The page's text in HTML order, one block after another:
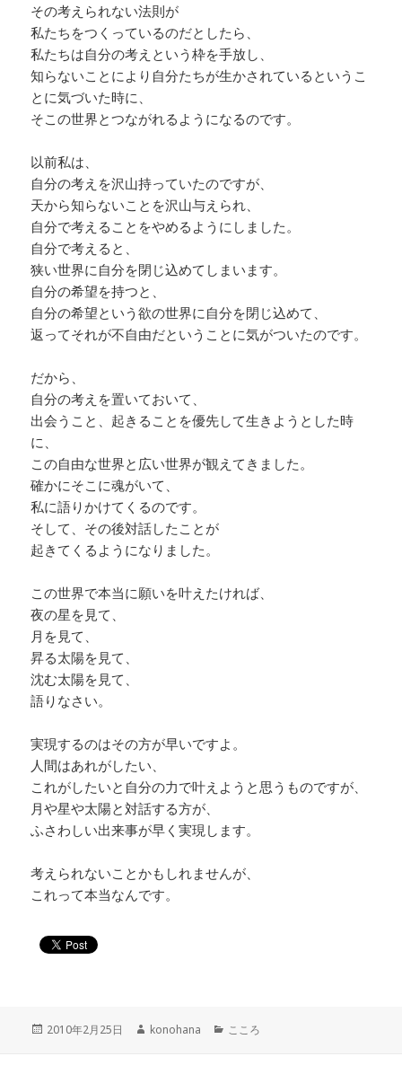
その考えられない法則が
私たちをつくっているのだとしたら、
私たちは自分の考えという枠を手放し、
知らないことにより自分たちが生かされているというこ
とに気づいた時に、
そこの世界とつながれるようになるのです。
以前私は、
自分の考えを沢山持っていたのですが、
天から知らないことを沢山与えられ、
自分で考えることをやめるようにしました。
自分で考えると、
狭い世界に自分を閉じ込めてしまいます。
自分の希望を持つと、
自分の希望という欲の世界に自分を閉じ込めて、
返ってそれが不自由だということに気がついたのです。
だから、
自分の考えを置いておいて、
出会うこと、起きることを優先して生きようとした時
に、
この自由な世界と広い世界が観えてきました。
確かにそこに魂がいて、
私に語りかけてくるのです。
そして、その後対話したことが
起きてくるようになりました。
この世界で本当に願いを叶えたければ、
夜の星を見て、
月を見て、
昇る太陽を見て、
沈む太陽を見て、
語りなさい。
実現するのはその方が早いですよ。
人間はあれがしたい、
これがしたいと自分の力で叶えようと思うものですが、
月や星や太陽と対話する方が、
ふさわしい出来事が早く実現します。
考えられないことかもしれませんが、
これって本当なんです。
投
2010年2月25日
作
konohana
カ
こころ